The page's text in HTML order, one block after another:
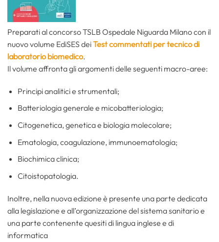
Preparati al concorso TSLB Ospedale Niguarda Milano con il
nuovo volume EdiSES deiTest commentati per tecnico di
laboratorio biomedico.
Il volume affronta gli argomenti delle seguenti macro-aree:
Principi analitici e strumentali;
Batteriologia generale e micobatteriologia;
Citogenetica, genetica e biologia molecolare;
Ematologia, coagulazione, immunoematologia;
Biochimica clinica;
Citoistopatologia.
Inoltre, nella nuova edizione è presente una parte dedicata
alla legislazione e all’organizzazione del sistema sanitario e
una parte contenente quesiti di lingua inglese e di
informatica